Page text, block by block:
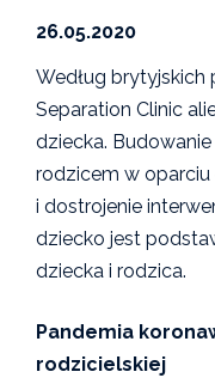
26.05.2020
Według
Separation Clinic
dziecka.
rodzicem w
i dostrojenie
dziecko jest
dziecka i rodzica.
Pandemia
rodzicielskiej